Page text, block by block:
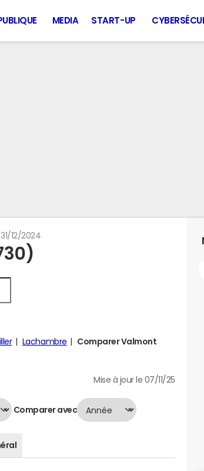
MEDIA START-UP
12/2024
Lachambre
Comparer Valmont
Mise à jour le 07/11/25
Comparer avec